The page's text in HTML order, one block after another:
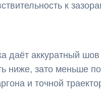
к
даёт аккуратный
ниже, зато меньше
и точной